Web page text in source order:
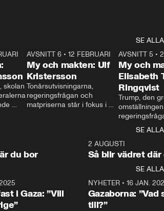
SE ALLA
24:30
skolan
27:30
AVSNITT 6 •12 FEBRUARI
My och makten: Ulf
Kristersson
Tonårsutvisningarna,
regeringsfrågan och
matpriserna står i fokus i
Rohwedder ställer
statsminister Ulf Kristersson
AVSNITT 5 •
My och
Elisabeth
Ringqvist
Trump, den
centrum i
avsnittet av
Makten”. Se
Aftonbladets
Rohwedder
Thand Ring
SE ALLA
du bor
2 AUGUSTI
Så blir vädret där
SE ALLA
i Gaza: ”Vill
NYHETER• 16 JAN.
Gazaborna:
till?”